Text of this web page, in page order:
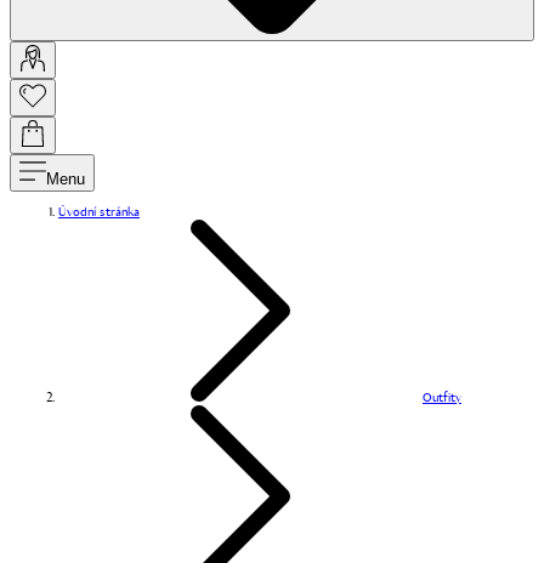
Menu
Úvodní stránka
Outfity